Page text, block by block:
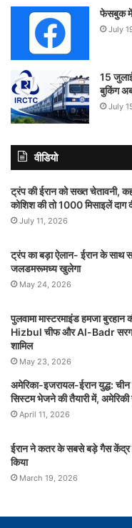
फेसबुक में
July
15
बुकिंग
July
वीडियो
ट्रंप की ईरान को सख्त चेतावनी,
कोशिश की तो 1000 मिसाइलें दाग
July 11, 2026
ट्रंप का बड़ा ऐलान- ईरान के साथ
जलडमरूमध्य खुलेगा
May 24, 2026
पुलवामा मास्टरमाइंड हमजा बुरहान
Hizbul चीफ और Al-Badr
शामिल
May 23, 2026
अमेरिका-इजरायल-ईरान युद्ध:
सिस्टम भेजने की तैयारी में, अमेरिकी
April 11, 2026
ईरान ने कतर के सबसे बड़े गैस केंद्र
किया
March 19, 2026